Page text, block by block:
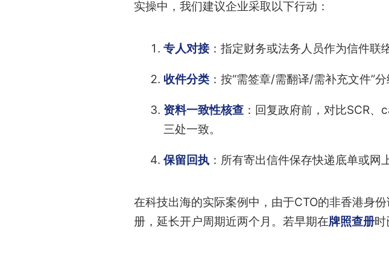
实操中，我们建议企业采取以下行动：
专人对接：指定财务或法务人员作为信件联
收件分类：按“需签章/需翻译/需补充文件”分
资料一致性核查：回复政府前，对比SCR、
三处一致。
保留回执：所有寄出信件保存快递底单或网
在科技出海的实际案例中，由于CTO的非香港身
册，延长开户周期近两个月。若早期在牌照查册时